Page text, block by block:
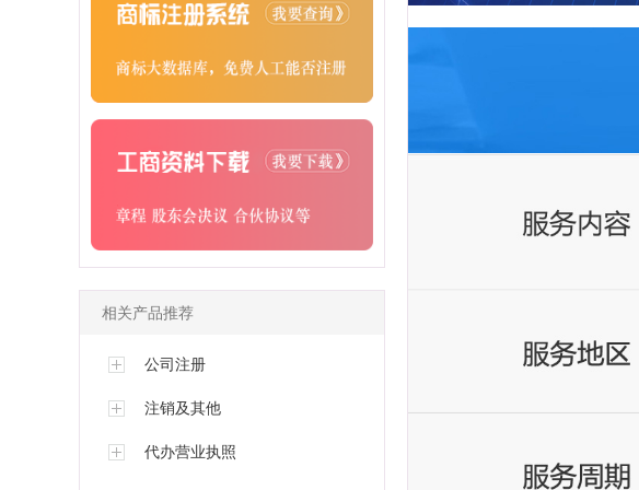
相关产品推荐
公司注册
注销及其他
代办营业执照